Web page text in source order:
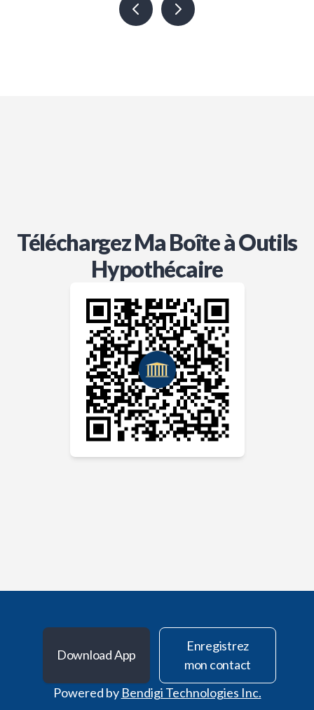
about your financial well-being,
Téléchargez Ma Boîte à Outils
Hypothécaire
Download App
Enregistrez
mon contact
Powered by Bendigi Technologies Inc.